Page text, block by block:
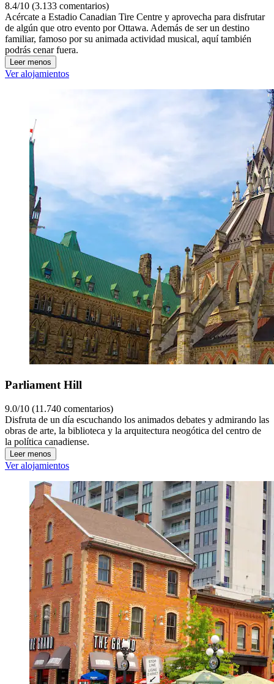
8.4/10 (3.133 comentarios)
Acércate a Estadio Canadian Tire Centre y aprovecha para disfrutar
de algún que otro evento por Ottawa. Además de ser un destino
familiar, famoso por su animada actividad musical, aquí también
podrás cenar fuera.
Leer menos
Ver alojamientos
Parliament Hill
9.0/10 (11.740 comentarios)
Disfruta de un día escuchando los animados debates y admirando las
obras de arte, la biblioteca y la arquitectura neogótica del centro de
la política canadiense.
Leer menos
Ver alojamientos